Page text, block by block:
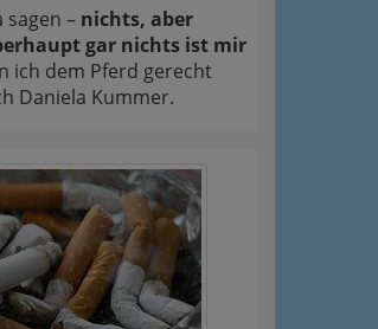
sagen – nichts, aber
gar nichts ist mir
ich dem Pferd gerecht
Daniela Kummer.